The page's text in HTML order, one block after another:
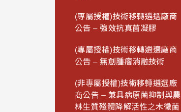
(專屬授權)技術移轉遴選廠商
公告 – 強效抗真菌凝膠
(專屬授權)技術移轉遴選廠商
公告 – 無創腫瘤消融技術
(非專屬授權)技術移轉遴選廠
商公告 – 兼具病原菌抑制與農
林生質殘體降解活性之木黴菌